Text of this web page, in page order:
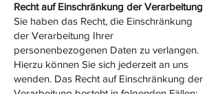
Recht auf Einschränkung der Verarbeitung
Sie haben das Recht, die Einschränkung
der Verarbeitung Ihrer
personenbezogenen Daten zu verlangen.
Hierzu können Sie sich jederzeit an uns
wenden. Das Recht auf Einschränkung der